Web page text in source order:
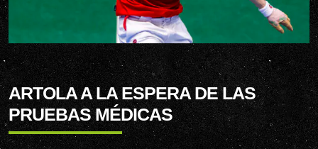
ARTOLA A LA ESPERA DE LAS
PRUEBAS MÉDICAS